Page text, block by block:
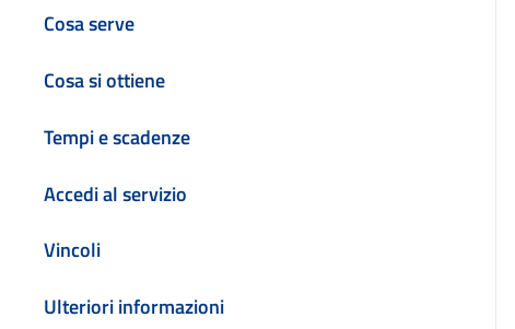
Cosa serve
Cosa si ottiene
Tempi e scadenze
Accedi al servizio
Vincoli
Ulteriori informazioni